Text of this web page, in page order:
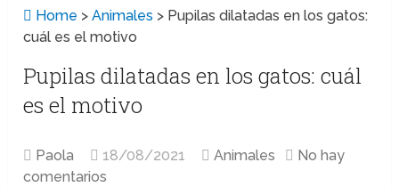
Home >Animales > Pupilas dilatadas en los gatos:
cuál es el motivo
Pupilas dilatadas en los gatos: cuál
es el motivo
Paola 18/08/2021 Animales
No hay
comentarios